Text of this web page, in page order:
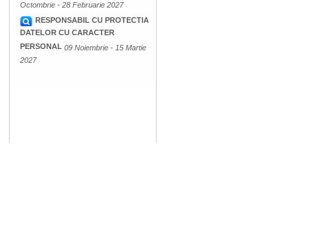
Octombrie - 28 Februarie 2027
RESPONSABIL CU PROTECTIA
DATELOR CU CARACTER
PERSONAL 09 Noiembrie - 15 Martie
2027